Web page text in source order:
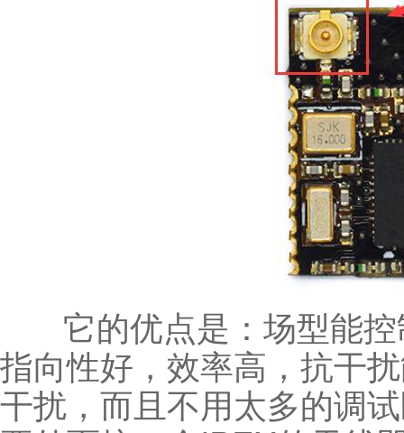
它的优点是：场型能控
指向性好，效率高，抗干
干扰，而且不用太多的调